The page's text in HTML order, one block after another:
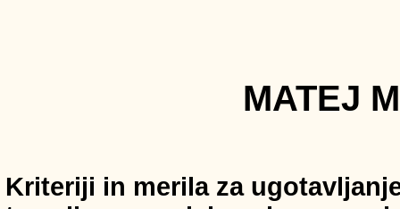
MATEJ
Kriteriji in merila za